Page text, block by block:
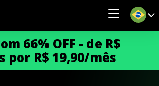
66% OFF - de R$
por R$ 19,90/mês